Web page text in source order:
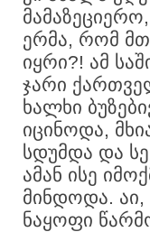
ერმა, რომ
იყრი?! ამ
ჯარი
ხალხი
იცინოდა,
სდუმდა და
ამან ისე
მინდოდა.
ნაყოფი